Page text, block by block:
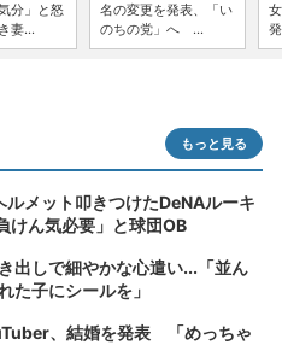
分」と怒
妻...
名の変更を発表、「い
のちの党」へ ...
もっと見る
メット叩きつけたDeNAルーキ
ん気必要」と球団OB
出しで細やかな心遣い...「並ん
た子にシールを」
、結婚を発表 「めっちゃ